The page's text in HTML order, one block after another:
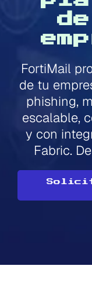
FortiMail
de tu
phishing,
escalable,
y con
Fabric.